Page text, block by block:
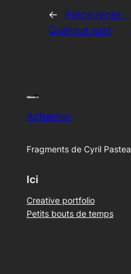
←
Précédente :
Quelque part
Achernar
Fragments de Cyril
Ici
Creative portfolio
Petits bouts de temps